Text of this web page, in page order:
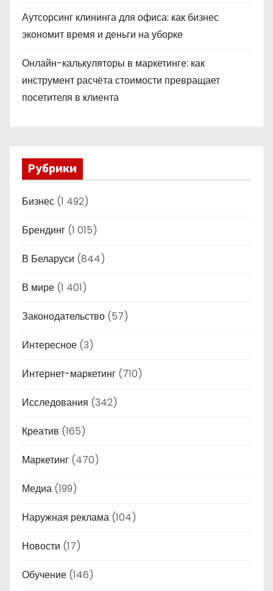
Аутсорсинг клининга для офиса: как бизнес
экономит время и деньги на уборке
Онлайн-калькуляторы в маркетинге: как
инструмент расчёта стоимости превращает
посетителя в клиента
Рубрики
Бизнес (1 492)
Брендинг (1 015)
В Беларуси (844)
В мире (1 401)
Законодательство (57)
Интересное (3)
Интернет-маркетинг (710)
Исследования (342)
Креатив (165)
Маркетинг (470)
Медиа (199)
Наружная реклама (104)
Новости (17)
Обучение (146)